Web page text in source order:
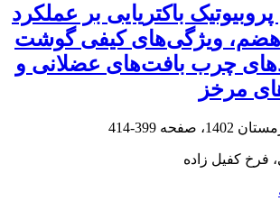
باکتریایی بر عملکرد
هضم، ویژگی‌های کیفی گوشت
چرب بافت‌های عضلانی و
مرخز
399-414
فرخ کفیل زاده